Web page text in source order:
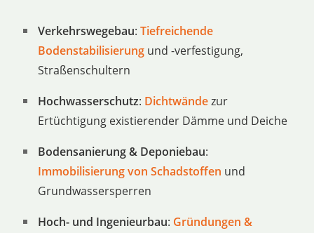
Verkehrswegebau: Tiefreichende
Bodenstabilisierung und -verfestigung,
Straßenschultern
Hochwasserschutz: Dichtwändezur
Ertüchtigung existierender Dämme und Deiche
Bodensanierung & Deponiebau:
Immobilisierung von Schadstoffen und
Grundwassersperren
Hoch- und Ingenieurbau: Gründungen &